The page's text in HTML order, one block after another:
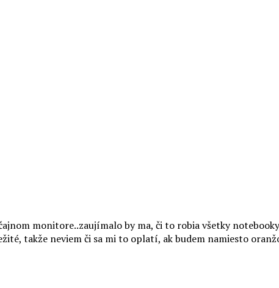
monitore..zaujímalo by ma, či to robia všetky
takže neviem či sa mi to oplatí, ak budem namiesto